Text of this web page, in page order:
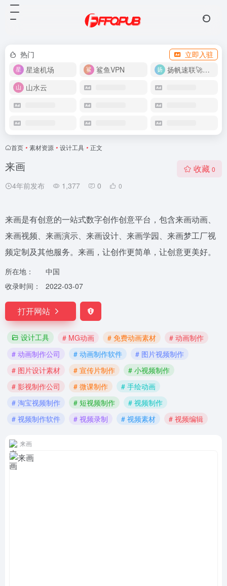
热门
立即入驻
星途机场
鲨鱼VPN
扬帆速联🚀很快
山水云
首页 • 素材资源 • 设计工具 • 正文
来画
4年前发布 1,377 0 0
收藏 0
来画是有创意的一站式数字创作创意平台，包含来画动画、
来画视频、来画演示、来画设计、来画学园、来画梦工厂视
频定制及其他服务。来画，让创作更简单，让创意更美好。
所在地：
中国
收录时间：
2022-03-07
打开网站
设计工具 # MG动画 # 免费动画素材
# 动画制作
# 动画制作公司
# 动画制作软件
# 图片视频制作
# 图片设计素材
# 宣传片制作
# 小视频制作
# 影视制作公司
# 微课制作
# 手绘动画
# 淘宝视频制作
# 短视频制作
# 视频制作
# 视频制作软件
# 视频录制 # 视频素材 # 视频编辑
来画